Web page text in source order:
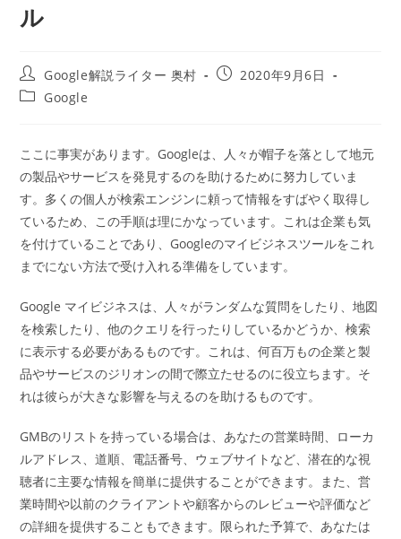
ル
投
稿
者:
Google解説ライター 奥村
投
2020年9月6日
投
テ
ゴ
リ
ー:
Google
ここに事実があります。Googleは、人々が帽子を落として地元
の製品やサービスを発見するのを助けるために努力していま
す。多くの個人が検索エンジンに頼って情報をすばやく取得し
ているため、この手順は理にかなっています。これは企業も気
を付けていることであり、Googleのマイビジネスツールをこれ
までにない方法で受け入れる準備をしています。
Google マイビジネスは、人々がランダムな質問をしたり、地図
を検索したり、他のクエリを行ったりしているかどうか、検索
に表示する必要があるものです。これは、何百万もの企業と製
品やサービスのジリオンの間で際立たせるのに役立ちます。そ
れは彼らが大きな影響を与えるのを助けるものです。
GMBのリストを持っている場合は、あなたの営業時間、ローカ
ルアドレス、道順、電話番号、ウェブサイトなど、潜在的な視
聴者に主要な情報を簡単に提供することができます。また、営
業時間や以前のクライアントや顧客からのレビューや評価など
の詳細を提供することもできます。限られた予算で、あなたは